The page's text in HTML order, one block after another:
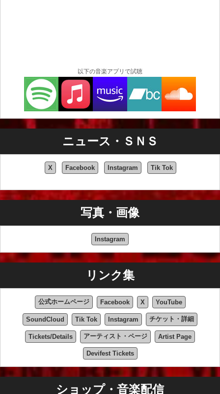
以下の音楽アプリで試聴
ニュース・ＳＮＳ
X Facebook Instagram Tik Tok
写真・画像
Instagram
リンク集
公式ホームページ Facebook X YouTube
SoundCloud Tik Tok Instagram チケット・詳細
Tickets/Details アーティスト・ページ Artist Page
Devifest Tickets
ショップ・音楽配信